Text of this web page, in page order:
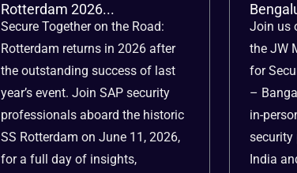
Rotterdam 2026...
Secure Together on the Road:
Rotterdam returns in 2026 after
the outstanding success of last
year’s event. Join SAP security
professionals aboard the historic
SS Rotterdam on June 11, 2026,
for a full day of insights,
Join us
the JW
for
–
in-
security
India